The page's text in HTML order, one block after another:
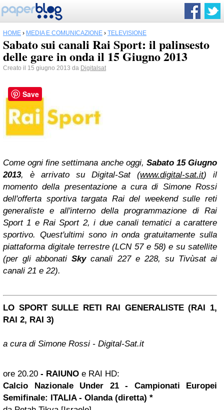
HOME › MEDIA E COMUNICAZIONE › TELEVISIONE
Sabato sui canali Rai Sport: il palinsesto
delle gare in onda il 15 Giugno 2013
Creato il 15 giugno 2013 da Digitalsat
Come ogni fine settimana anche oggi, Sabato 15 Giugno
2013, è arrivato su Digital-Sat (www.digital-sat.it) il
momento della presentazione a cura di Simone Rossi
dell'offerta sportiva targata Rai del weekend sulle reti
generaliste e all'interno della programmazione di Rai
Sport 1 e Rai Sport 2, i due canali tematici a carattere
sportivo. Quest'ultimi sono in onda gratuitamente sulla
piattaforma digitale terrestre (LCN 57 e 58) e su satellite
(per gli abbonatiSkycanali 227 e 228, su Tivùsat ai
canali 21 e 22).
LO SPORT SULLE RETI RAI GENERALISTE (RAI 1,
RAI 2, RAI 3)
a cura di Simone Rossi - Digital-Sat.it
ore 20.20 - RAIUNO e RAI HD:
Calcio Nazionale Under 21 - Campionati Europei
Semifinale: ITALIA - Olanda (diretta) *
Save